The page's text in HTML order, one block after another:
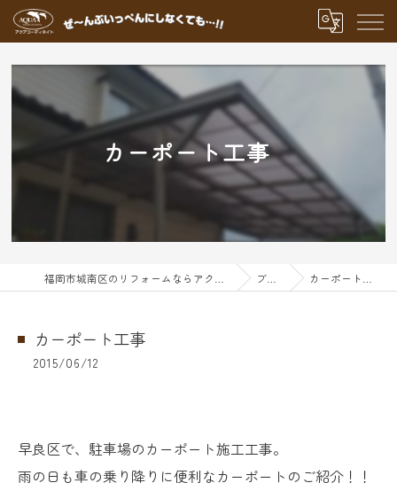
カーポート工事
ブログ カーポート工事
カーポート工事
2015/06/12
早良区で、駐車場のカーポート施工工事。
雨の日も車の乗り降りに便利なカーポートのご紹介！！